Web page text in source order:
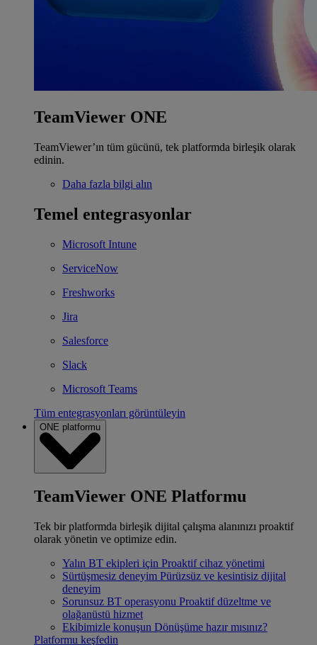
TeamViewer ONE
TeamViewer’ın tüm gücünü, tek platformda birleşik olarak
edinin.
Daha fazla bilgi alın
Temel entegrasyonlar
Microsoft Intune
ServiceNow
Freshworks
Jira
Salesforce
Slack
Microsoft Teams
Tüm entegrasyonları görüntüleyin
ONE platformu
TeamViewer ONE Platformu
Tek bir platformda birleşik dijital çalışma alanınızı proaktif
olarak yönetin ve optimize edin.
Yalın BT ekipleri için Proaktif cihaz yönetimi
Sürtüşmesiz deneyim Pürüzsüz ve kesintisiz dijital
deneyim
Sorunsuz BT operasyonu Proaktif düzeltme ve
olağanüstü hizmet
Ekibimizle konuşun Dönüşüme hazır mısınız?
Platformu keşfedin